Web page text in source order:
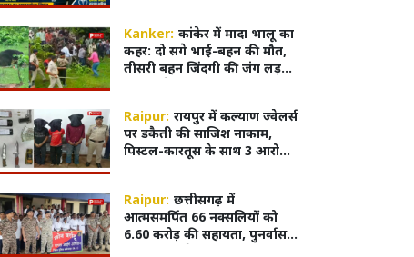
Kanker: कांकेर में मादा भालू का
कहर: दो सगे भाई-बहन की मौत,
तीसरी बहन जिंदगी की जंग लड़
Raipur: रायपुर में कल्याण ज्वेलर्स
पर डकैती की साजिश नाकाम,
पिस्टल-कारतूस के साथ 3 आरोपी
Raipur: छत्तीसगढ़ में
आत्मसमर्पित 66 नक्सलियों को
6.60 करोड़ की सहायता, पुनर्वास